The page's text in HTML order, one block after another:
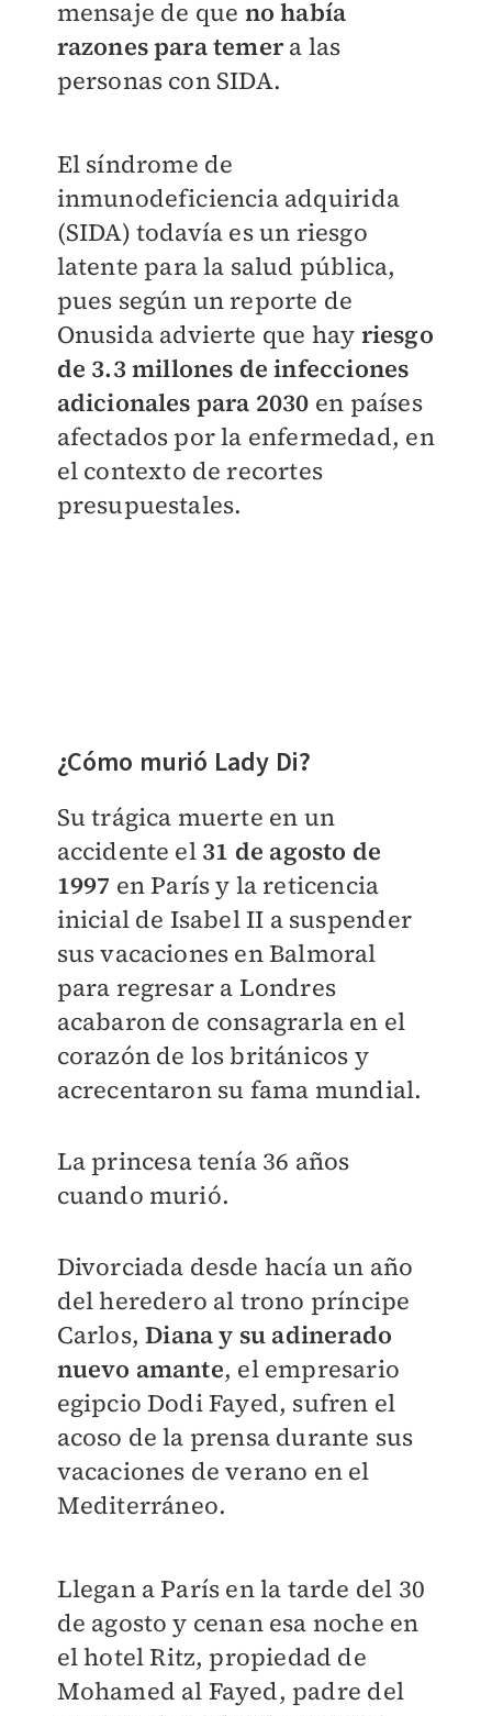
mensaje de que no había
razones para temera las
personas con SIDA.
El síndrome de
inmunodeficiencia adquirida
(SIDA) todavía es un riesgo
latente para la salud pública,
pues según un reporte de
Onusida advierte que hay riesgo
de 3.3 millones de infecciones
adicionales para 2030 en países
afectados por la enfermedad, en
el contexto de recortes
presupuestales.
¿Cómo murió Lady Di?
Su trágica muerte en un
accidente el 31 de agosto de
1997 en París y la reticencia
inicial de Isabel II a suspender
sus vacaciones en Balmoral
para regresar a Londres
acabaron de consagrarla en el
corazón de los británicos y
acrecentaron su fama mundial.
La princesa tenía 36 años
cuando murió.
Divorciada desde hacía un año
del heredero al trono príncipe
Carlos,Diana y su adinerado
nuevo amante, el empresario
egipcio Dodi Fayed, sufren el
acoso de la prensa durante sus
vacaciones de verano en el
Mediterráneo.
Llegan a París en la tarde del 30
de agosto y cenan esa noche en
el hotel Ritz, propiedad de
Mohamed al Fayed, padre del